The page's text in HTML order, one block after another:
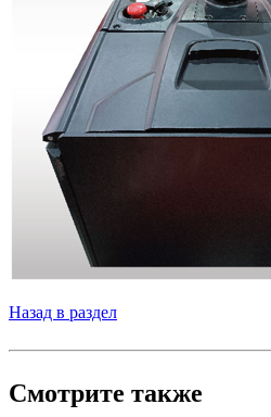
Назад в раздел
Смотрите также